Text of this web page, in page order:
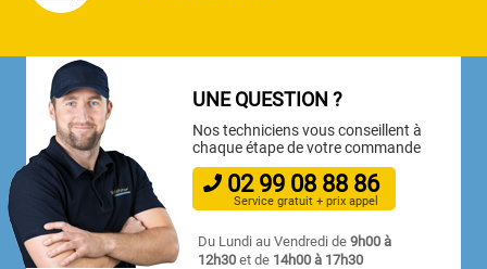
UNE QUESTION ?
Nos techniciens vous conseillent à
chaque étape de votre commande
02 99 08 88 86
Service gratuit + prix appel
Du Lundi au Vendredi de9h00 à
12h30 et de 14h00 à 17h30